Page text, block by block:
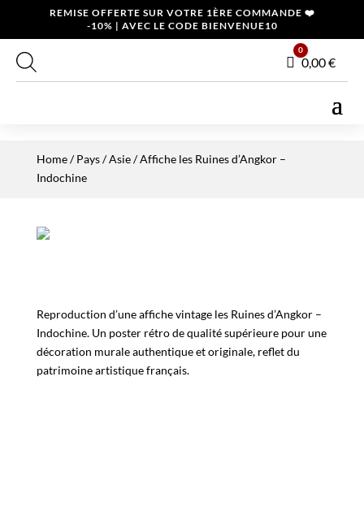
REMISE OFFERTE SUR VOTRE 1ÈRE COMMANDE ❤️
-10% | AVEC LE CODE BIENVENUE10
Panier
0
0,00€
Home/Pays/Asie/ Affiche les Ruines d’Angkor –
Indochine
Reproduction d’une affiche vintage les Ruines d’Angkor –
Indochine. Un poster rétro de qualité supérieure pour une
décoration murale authentique et originale, reflet du
patrimoine artistique français.